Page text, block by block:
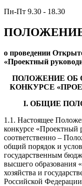
Пн-Пт 9.30 - 18.30
о проведении
«Проектный
ПОЛОЖЕНИЕ ОБ
КОНКУРСЕ
I. ОБЩИЕ
1.1. Настоящее
конкурсе «Проектный
соответственно –
общий порядок и
государственным
высшего образования
хозяйства и
Российской